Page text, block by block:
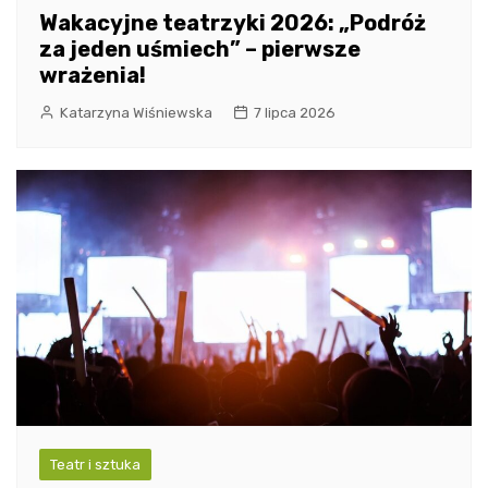
Wakacyjne teatrzyki 2026: „Podróż
za jeden uśmiech” – pierwsze
wrażenia!
Katarzyna Wiśniewska 7 lipca 2026
Teatr i sztuka